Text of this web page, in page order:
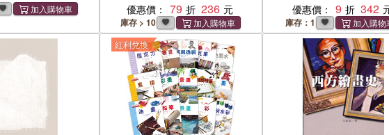
優惠價： 79 236
庫存 > 10
優惠價： 9 342
庫存：1
紅利兌換